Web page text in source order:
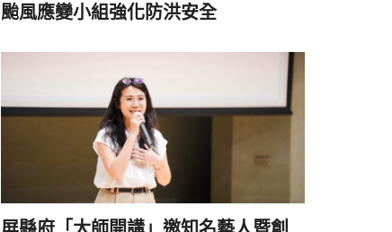
颱風應變小組強化防洪安全